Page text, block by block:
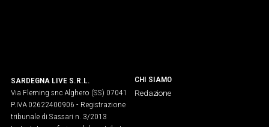
SARDEGNA LIVE S.R.L.
Via Fleming snc Alghero (SS) 07041
P.IVA 02622400906 - Registrazione
tribunale di Sassari n. 3/2013
CHI SIAMO
Redazione